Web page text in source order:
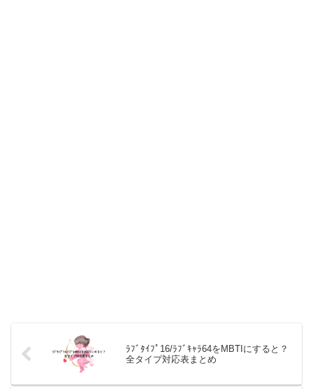
ﾗﾌﾞﾀｲﾌﾟ16/ﾗﾌﾞｷｬﾗ64をMBTIにすると？
全タイプ対応表まとめ